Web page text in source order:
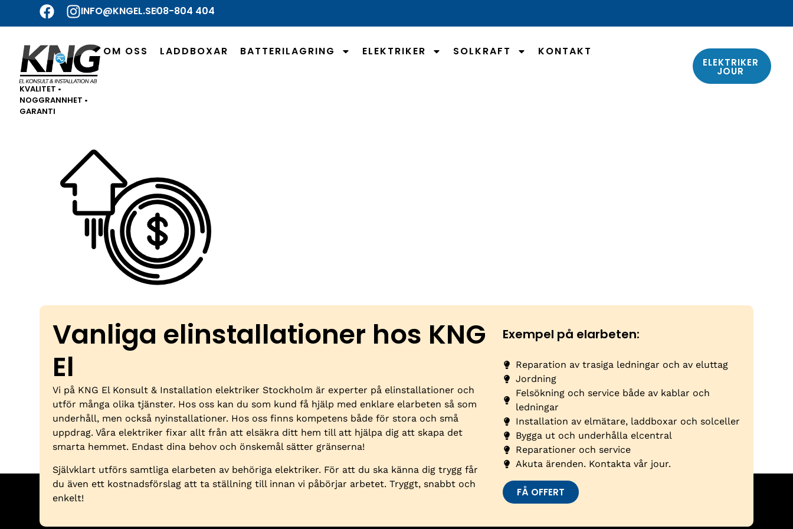
INFO@KNGEL.SE08-804 404
KVALITET •
NOGGRANNHET •
GARANTI
OM OSS LADDBOXAR BATTERILAGRING ELEKTRIKER SOLKRAFT KONTAKT
ELEKTRIKER
JOUR
Vanliga elinstallationer hos KNG
El
Vi på KNG El Konsult & Installation elektriker Stockholm är experter på elinstallationer och
utför många olika tjänster. Hos oss kan du som kund få hjälp med enklare elarbeten så som
underhåll, men också nyinstallationer. Hos oss finns kompetens både för stora och små
uppdrag. Våra elektriker fixar allt från att elsäkra ditt hem till att hjälpa dig att skapa det
smarta hemmet. Endast dina behov och önskemål sätter gränserna!
Självklart utförs samtliga elarbeten av behöriga elektriker. För att du ska känna dig trygg får
du även ett kostnadsförslag att ta ställning till innan vi påbörjar arbetet. Tryggt, snabbt och
enkelt!
Exempel på elarbeten:
Reparation av trasiga ledningar och av eluttag
Jordning
Felsökning och service både av kablar och
ledningar
Installation av elmätare, laddboxar och solceller
Bygga ut och underhålla elcentral
Reparationer och service
Akuta ärenden. Kontakta vår jour.
FÅ OFFERT